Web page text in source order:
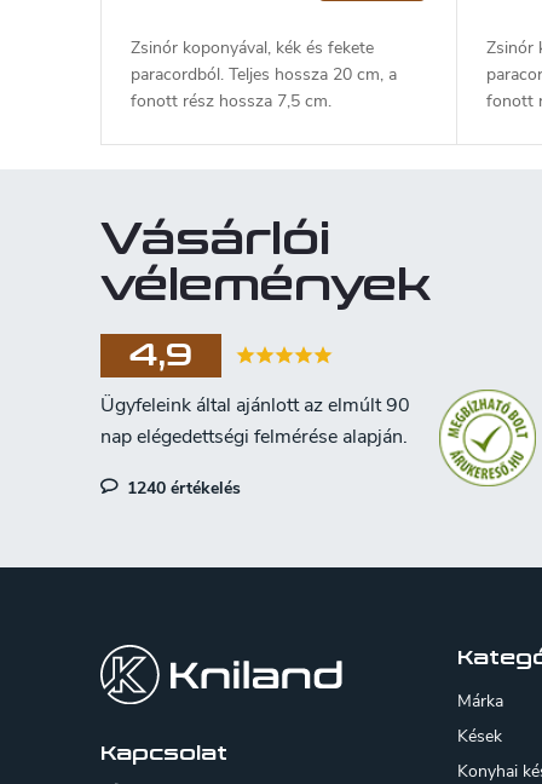
Zsinór koponyával, kék és fekete
paracordból. Teljes hossza 20 cm, a
fonott rész hossza 7,5 cm.
Zsinór
fonott
Vásárlói
vélemények
4,9
1240 értékelés
Kapcsolat
Márka
Kések
Konyhai